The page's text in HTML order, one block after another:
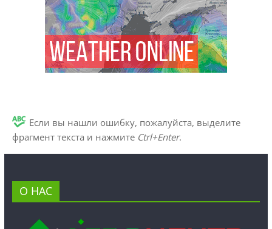
Если вы нашли ошибку, пожалуйста, выделите
фрагмент текста и нажмите Ctrl+Enter.
О НАС